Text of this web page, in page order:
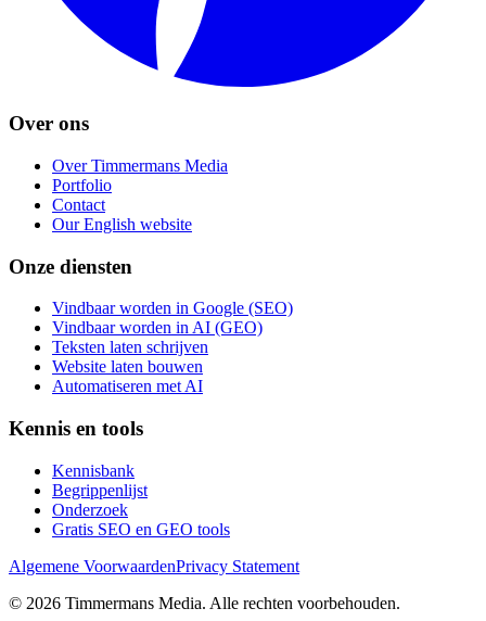
Over ons
Over Timmermans Media
Portfolio
Contact
Our English website
Onze diensten
Vindbaar worden in Google (SEO)
Vindbaar worden in AI (GEO)
Teksten laten schrijven
Website laten bouwen
Automatiseren met AI
Kennis en tools
Kennisbank
Begrippenlijst
Onderzoek
Gratis SEO en GEO tools
Algemene VoorwaardenPrivacy Statement
© 2026 Timmermans Media. Alle rechten voorbehouden.